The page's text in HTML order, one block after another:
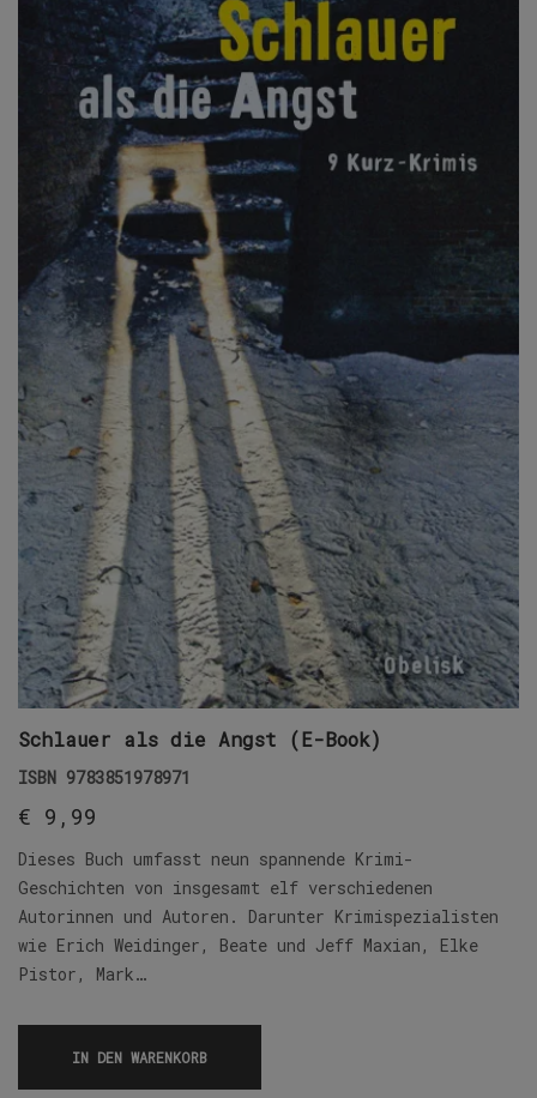
Schlauer als die Angst (E-Book)
ISBN 9783851978971
€ 9,99
Dieses Buch umfasst neun spannende Krimi-
Geschichten von insgesamt elf verschiedenen
Autorinnen und Autoren. Darunter Krimispezialisten
wie Erich Weidinger, Beate und Jeff Maxian, Elke
Pistor, Mark…
IN DEN WARENKORB